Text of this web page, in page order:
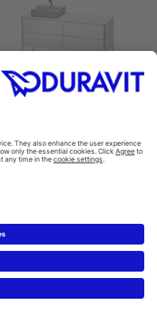
XSquare #XS4924 L/R
1600 x 548 mm